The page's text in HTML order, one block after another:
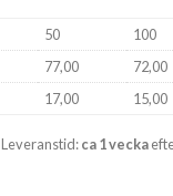
50 100
77,00 72,00
17,00 15,00
Leveranstid:ca 1 vecka